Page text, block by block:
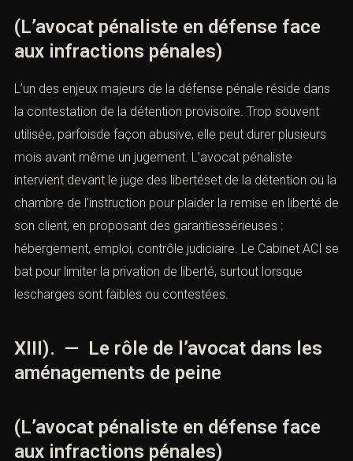
(L’avocat pénaliste en défense face
aux infractions pénales)
L’un des enjeux majeurs de la défense pénale réside dans
la contestation de la détention provisoire. Trop souvent
utilisée, parfoisde façon abusive, elle peut durer plusieurs
mois avant même un jugement. L’avocat pénaliste
intervient devant le juge des libertéset de la détention ou la
chambre de l’instruction pour plaider la remise en liberté de
son client, en proposant des garantiessérieuses :
hébergement, emploi, contrôle judiciaire. Le Cabinet ACI se
bat pour limiter la privation de liberté, surtout lorsque
lescharges sont faibles ou contestées.
XIII). — Le rôle de l’avocat dans les
aménagements de peine
(L’avocat pénaliste en défense face
aux infractions pénales)